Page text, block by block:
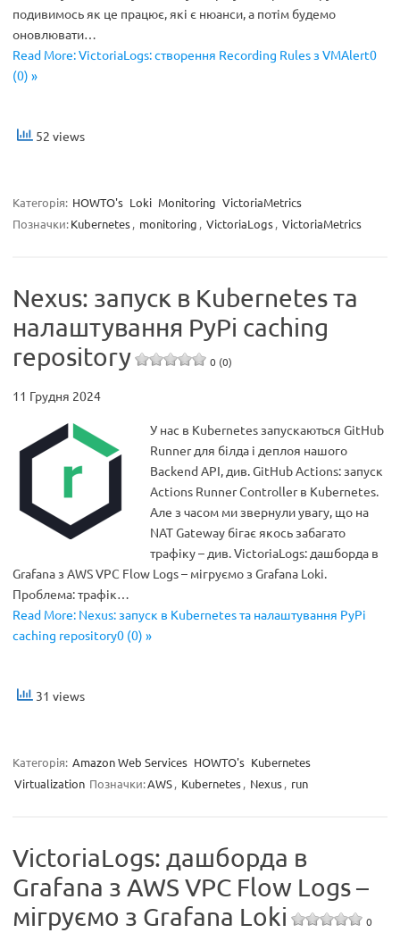
подивимось як це працює, які є нюанси, а потім будемо
оновлювати…
Read More: VictoriaLogs: створення Recording Rules з VMAlert0
(0) »
52 views
Категорія: HOWTO's Loki Monitoring VictoriaMetrics
Позначки:Kubernetes, monitoring , VictoriaLogs, VictoriaMetrics
Nexus: запуск в Kubernetes та
налаштування PyPi caching
repository
0 (0)
11 Грудня 2024
У нас в Kubernetes запускаються GitHub
Runner для білда і деплоя нашого
Backend API, див. GitHub Actions: запуск
Actions Runner Controller в Kubernetes.
Але з часом ми звернули увагу, що на
NAT Gateway бігає якось забагато
трафіку – див. VictoriaLogs: дашборда в
Grafana з AWS VPC Flow Logs – мігруємо з Grafana Loki.
Проблема: трафік…
Read More: Nexus: запуск в Kubernetes та налаштування PyPi
caching repository0 (0) »
31 views
Категорія: Amazon Web Services HOWTO's Kubernetes
Virtualization Позначки:AWS, Kubernetes, Nexus, run
VictoriaLogs: дашборда в
Grafana з AWS VPC Flow Logs –
мігруємо з Grafana Loki
0